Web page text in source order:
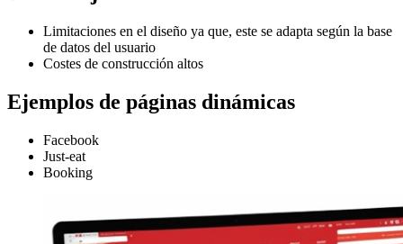
Limitaciones en el diseño ya que, este se adapta según la base
de datos del usuario
Costes de construcción altos
Ejemplos de páginas dinámicas
Facebook
Just-eat
Booking